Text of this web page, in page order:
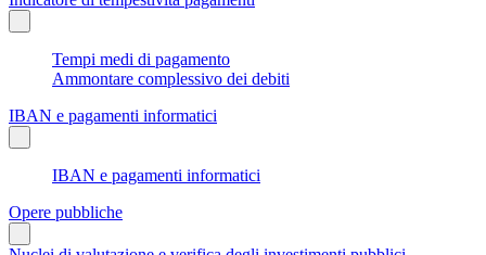
Tempi medi di pagamento
Ammontare complessivo dei debiti
IBAN e pagamenti informatici
IBAN e pagamenti informatici
Opere pubbliche